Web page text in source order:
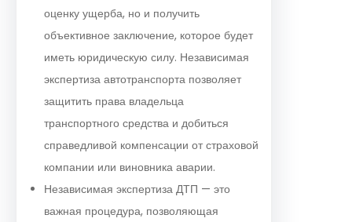
оценку ущерба, но и получить
объективное заключение, которое будет
иметь юридическую силу. Независимая
экспертиза автотранспорта позволяет
защитить права владельца
транспортного средства и добиться
справедливой компенсации от страховой
компании или виновника аварии.
Независимая экспертиза ДТП — это
важная процедура, позволяющая